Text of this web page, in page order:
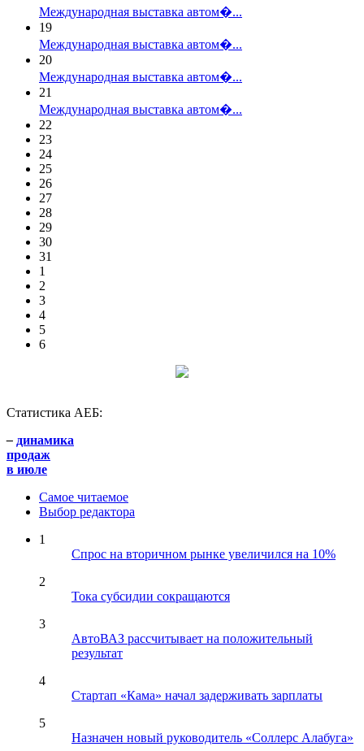
Международная выставка автом�...
19
Международная выставка автом�...
20
Международная выставка автом�...
21
Международная выставка автом�...
22
23
24
25
26
27
28
29
30
31
1
2
3
4
5
6
Статистика АЕБ:
– динамика
продаж
в июле
Самое читаемое
Выбор редактора
1
Спрос на вторичном рынке увеличился на 10%
2
Тока субсидии сокращаются
3
АвтоВАЗ рассчитывает на положительный
результат
4
Стартап «Кама» начал задерживать зарплаты
5
Назначен новый руководитель «Соллерс Алабуга»